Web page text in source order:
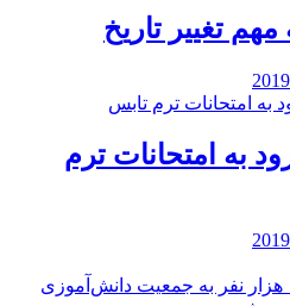
مهم تغییر تاریخ
به امتحانات ترم